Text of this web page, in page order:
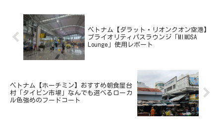
ベトナム【ダラット・リオンクオン空港】
プライオリティパスラウンジ「MIMOSA
Lounge」使用レポート
ベトナム【ホーチミン】おすすめ朝食屋台
村「タイビン市場」なんでも選べるローカ
ル色強めのフードコート